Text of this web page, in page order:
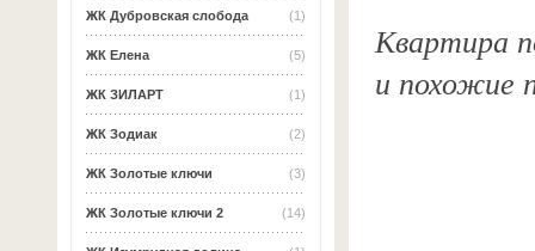
(1)
ЖК Дубровская слобода
(5)
ЖК Елена
(1)
ЖК ЗИЛАРТ
(2)
ЖК Зодиак
(3)
ЖК Золотые ключи
(14)
ЖК Золотые ключи 2
Квартира
и похожие